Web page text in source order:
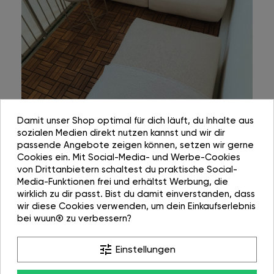
Damit unser Shop optimal für dich läuft, du Inhalte aus
sozialen Medien direkt nutzen kannst und wir dir
passende Angebote zeigen können, setzen wir gerne
Cookies ein. Mit Social-Media- und Werbe-Cookies
von Drittanbietern schaltest du praktische Social-
Media-Funktionen frei und erhältst Werbung, die
wirklich zu dir passt. Bist du damit einverstanden, dass
wir diese Cookies verwenden, um dein Einkaufserlebnis
bei wuun® zu verbessern?
tune Einstellungen